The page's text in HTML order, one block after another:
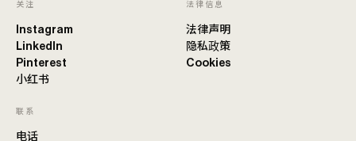
关注
Instagram
LinkedIn
Pinterest
小红书
法律信息
法律声明
隐私政策
Cookies
联系
电话